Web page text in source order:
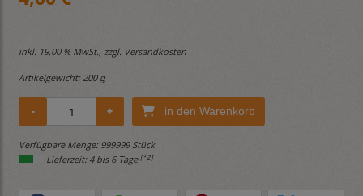
inkl. 19,00 % MwSt., zzgl. Versandkosten
Artikelgewicht: 200 g
in den Warenkorb
Verfügbare Menge: 999999 Stück
Lieferzeit: 4 bis 6 Tage [*2]